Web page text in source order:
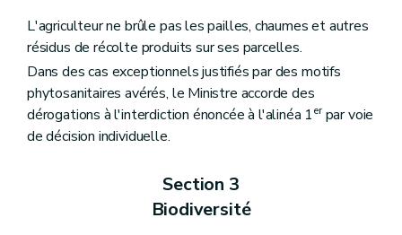
L'agriculteur ne brûle pas les pailles, chaumes et autres
résidus de récolte produits sur ses parcelles.
Dans des cas exceptionnels justifiés par des motifs
phytosanitaires avérés, le Ministre accorde des
dérogations à l'interdiction énoncée à l'alinéa 1erpar voie
de décision individuelle.
Section 3
Biodiversité